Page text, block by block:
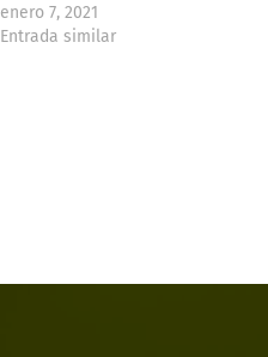
enero 7, 2021
Entrada similar